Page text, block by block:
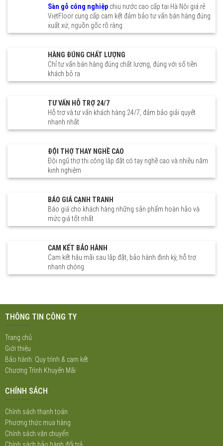
Ba Đình Cầu Giấy Đống Đa Hai
Bà Trưng Hoàn Kiếm Hà Đông
Tây Hồ Nam Từ Liêm Hoàng
Mai Đan Phượng Gia Lâm
Thạch Thất Quốc Oai Thanh
Trì Thường Tín Thanh Oai
Ứng Hòa Sơn Tây
Trưng Hoàn Kiếm Hà Đông
Tây Hồ Nam Từ Liêm Hoàng
Mai Đan Phượng Gia Lâm
Đông Anh Chương Mỹ Hoài
Trì Thường Tín Thanh Oai
Phú Xuyên Mê Linh Sóc Sơn
Sàn gỗ công nghiệp chịu nước cao cấp tại Hà Nội giá rẻ
VietFloor cung cấp cam kết đảm bảo tư vấn bán hàng đúng
xuất xứ, nguồn gốc rõ ràng .
HÀNG ĐÚNG CHẤT LƯỢNG
Chỉ tư vấn bán hàng đúng chất lượng, đúng với số tiền
khách bỏ ra
TƯ VẤN HỖ TRỢ 24/7
Hỗ trợ và tư vấn khách hàng 24/7, đảm bảo giải quyết
nhanh nhất
ĐỘI THỢ THAY NGHỀ CAO
Đội ngũ thợ thi công lắp đặt có tay nghề cao và nhiều năm
kinh nghiệm
BÁO GIÁ CẠNH TRANH
Báo giá cho khách hàng những sản phẩm hoàn hảo và
mức giá tốt nhất
CAM KẾT BẢO HÀNH
Cam kết hậu mãi sau lắp đặt, bảo hành định kỳ, hỗ trợ
nhanh chóng
THÔNG TIN CÔNG TY
Trang chủ
Giới thiệu
Bảo hành: Quy trình & cam kết
Chương Trình Khuyến Mãi
CHÍNH SÁCH
Chính sách thanh toán
Phương thức mua hàng
Chính sách vận chuyển